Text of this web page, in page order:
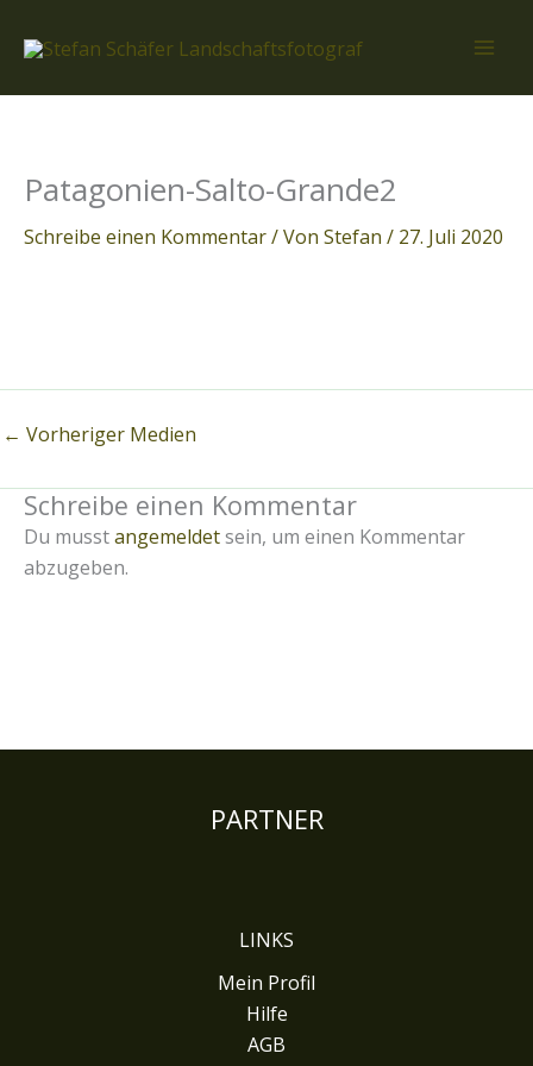
Inhalt
Patagonien-Salto-Grande2
Schreibe einen Kommentar/ Von Stefan / 27. Juli 2020
← Vorheriger Medien
Schreibe einen Kommentar
Du musstangemeldetsein, um einen Kommentar
abzugeben.
PARTNER
LINKS
Mein Profil
Hilfe
AGB